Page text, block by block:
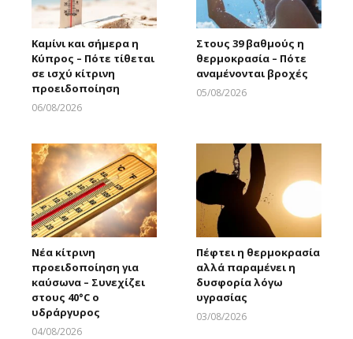
Καμίνι και σήμερα η
Κύπρος – Πότε τίθεται
σε ισχύ κίτρινη
προειδοποίηση
06/08/2026
Στους 39 βαθμούς η
θερμοκρασία – Πότε
αναμένονται βροχές
05/08/2026
Νέα κίτρινη
προειδοποίηση για
καύσωνα – Συνεχίζει
στους 40°C ο
υδράργυρος
04/08/2026
Πέφτει η θερμοκρασία
αλλά παραμένει η
δυσφορία λόγω
υγρασίας
03/08/2026